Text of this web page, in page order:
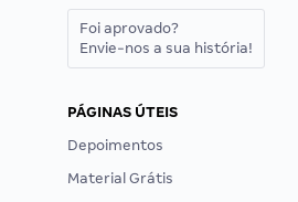
Foi aprovado?
Envie-nos a sua história!
PÁGINAS ÚTEIS
Depoimentos
Material Grátis